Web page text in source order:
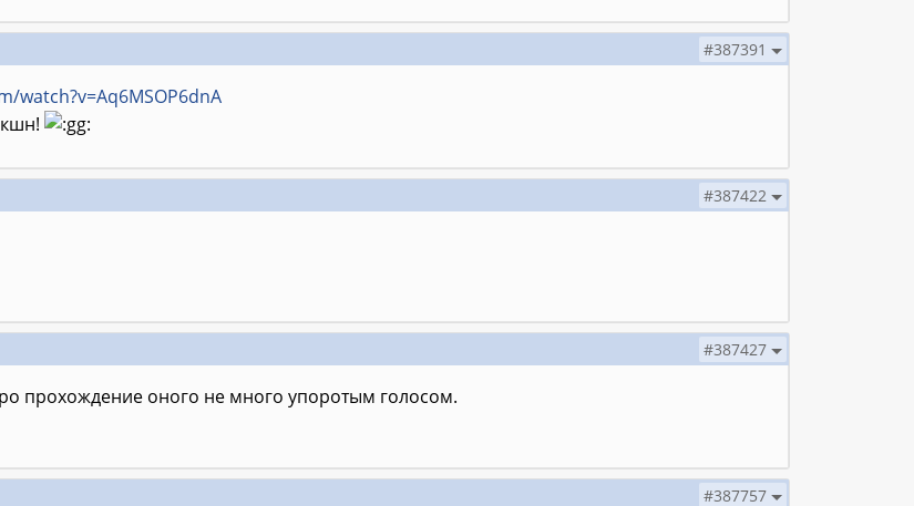
#387391
watch?v=Aq6MSOP6dnA
#387422
#387427
прохождение оного не много упоротым голосом.
#387757